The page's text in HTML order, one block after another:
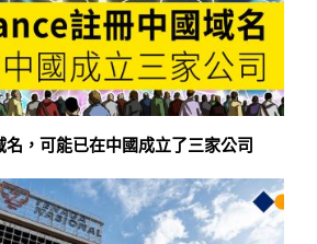
，可能已在中國成立了三家公司